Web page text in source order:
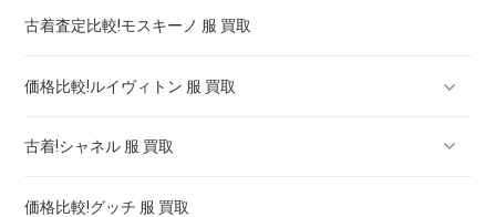
古着査定比較!モスキーノ 服 買取
価格比較!ルイヴィトン 服 買取
ルイヴィトン スニーカー 買取 ! 買取強化は
ルイヴィトン バッグ 買取 相場 ! 高く売るには
古着!シャネル 服 買取
シャネル マトラッセ バッグ 買取価格 ! 高く売るには
価格比較!グッチ 服 買取